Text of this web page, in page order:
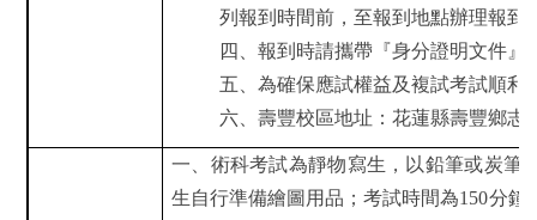
列報到時間前，至報到地點辦理報到
四、報到時請攜帶『身分證明文件』
五、為確保應試權益及複試考試順利
六、壽豐校區地址：花蓮縣壽豐鄉志
一、術科考試為靜物寫生，以鉛筆或炭筆
生自行準備繪圖用品；考試時間為150分鐘